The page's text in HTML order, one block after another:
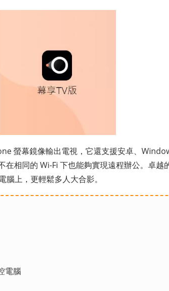
螢幕鏡像輸出電視，它還支援安卓、
在相同的 Wi-Fi 下也能夠實現遠程辦公。卓越
上，更輕鬆多人大合影。
電腦